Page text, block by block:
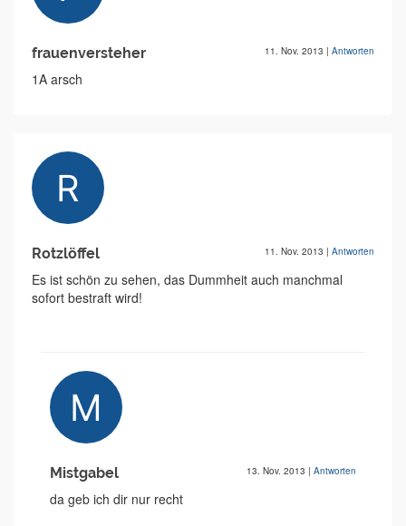
frauenversteher 11. Nov. 2013 | Antworten
1A arsch
Rotzlöffel 11. Nov. 2013 | Antworten
Es ist schön zu sehen, das Dummheit auch manchmal
sofort bestraft wird!
Mistgabel 13. Nov. 2013 | Antworten
da geb ich dir nur recht